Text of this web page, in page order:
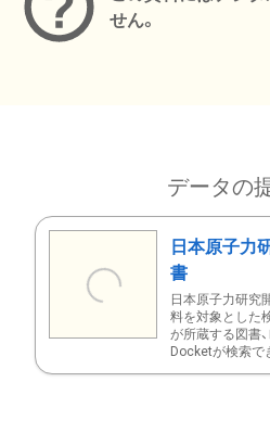
せん。
データの
日本原子力
書
日本原子力研究
料を対象とした
が所蔵する図書、
Docketが検索で